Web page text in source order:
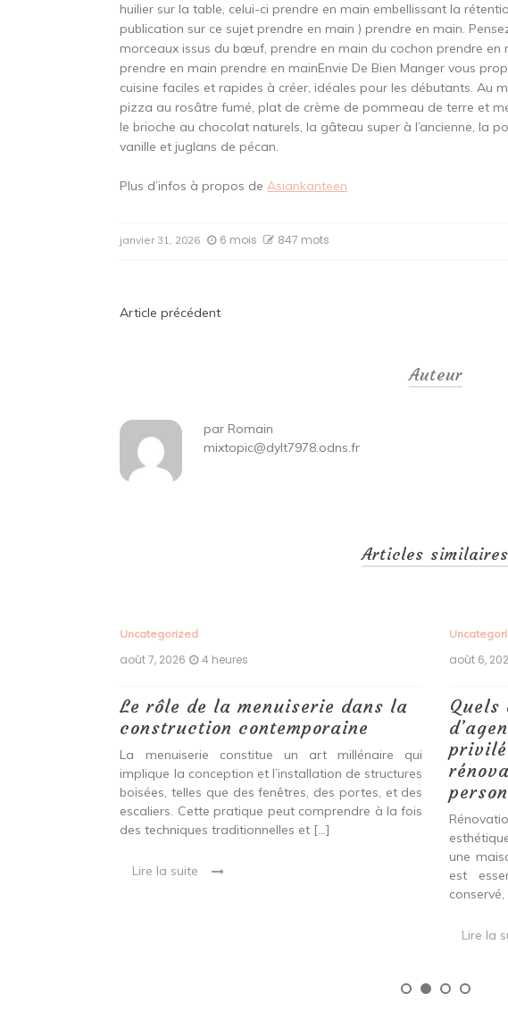
huilier sur la table, celui-ci prendre en main embellissant la
publication sur ce sujet prendre en main ) prendre en main.
morceaux issus du bœuf, prendre en main du cochon prendre en
prendre en main prendre en mainEnvie De Bien Manger vous
cuisine faciles et rapides à créer, idéales pour les débutants. Au
pizza au rosâtre fumé, plat de crème de pommeau de terre et
le brioche au chocolat naturels, la gâteau super à l’ancienne, la
vanille et juglans de pécan.
Plus d’infos à propos deAsiankanteen
janvier 31, 2026 6 mois 847 mots
Navigation
Article précédent
Auteur
par Romain
mixtopic@dylt7978.odns.fr
Articles similaires
Uncategorized
août 7, 2026 4 heures
Le rôle de la menuiserie dans la
construction contemporaine
La menuiserie constitue un art millénaire qui
implique la conception et l’installation de structures
boisées, telles que des fenêtres, des portes, et des
escaliers. Cette pratique peut comprendre à la fois
des techniques traditionnelles et […]
Lire la suite
août 6,
Quels
une
est
Lire la